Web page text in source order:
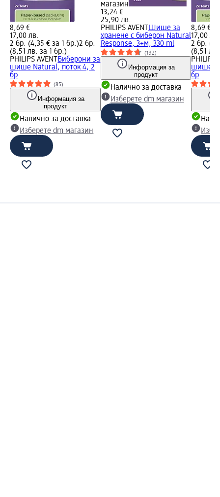
8,69 €
17,00 лв.
2 бр. (4,35 € за 1 бр.)2 бр.
(8,51 лв. за 1 бр.)
PHILIPS AVENT Биберони за
шише Natural, поток 4, 2
бр
(85)
Информация за
продукт
Налично за доставка
Изберете dm магазин
магазин
13,24 €
25,90 лв.
PHILIPS AVENT Шише за
хранене с биберон Natural
Response, 3+м, 330 ml
(132)
Информация за
продукт
Налично за доставка
Изберете dm магазин
8,69 €
17,00 лв.
2 бр.
(8,51
PHILIPS
шише
бр